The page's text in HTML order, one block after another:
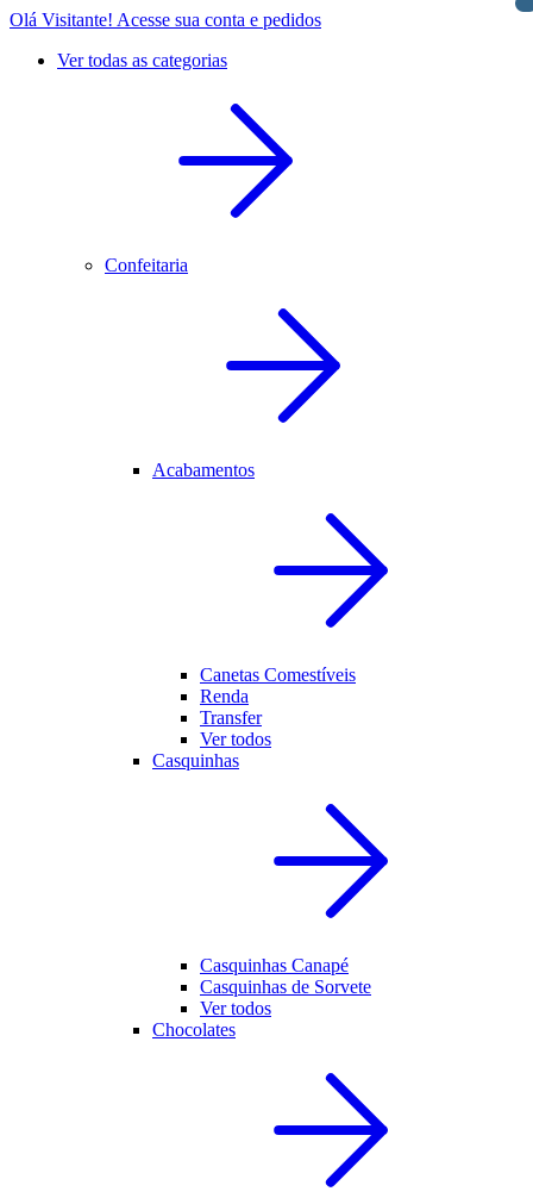
Olá Visitante! Acesse sua conta e pedidos
Ver todas as categorias
Confeitaria
Acabamentos
Canetas Comestíveis
Renda
Transfer
Ver todos
Casquinhas
Casquinhas Canapé
Casquinhas de Sorvete
Ver todos
Chocolates